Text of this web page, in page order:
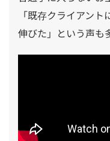
「既存クライアン
伸びた」という声も